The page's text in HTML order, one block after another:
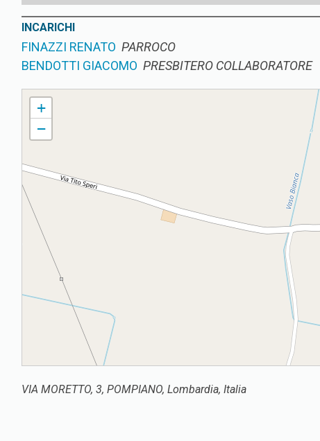
INCARICHI
FINAZZI RENATO PARROCO
BENDOTTI GIACOMO PRESBITERO COLLABORATORE
ZURLENGO PARROCCHIA DEI SANTI GIOVANNI BATT. ED EVANGELISTA
+
−
VIA MORETTO, 3, POMPIANO, Lombardia, Italia